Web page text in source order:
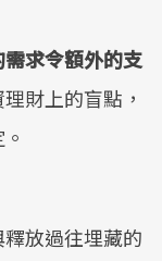
求令額外的支
財上的盲點，
放過往埋藏的